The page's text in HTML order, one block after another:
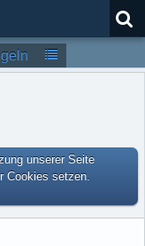
unserer Seite
Cookies setzen.